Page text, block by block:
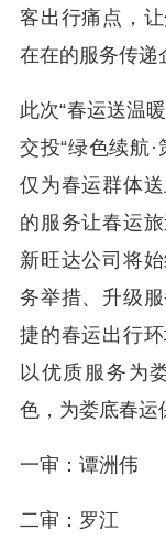
客出行痛点，
在在的服务传递
此次“春运送温
交投“绿色续航
仅为春运群体
的服务让春运
新旺达公司将
务举措、升级
捷的春运出行
以优质服务为
色，为娄底春运
一审：谭洲伟
二审：罗江